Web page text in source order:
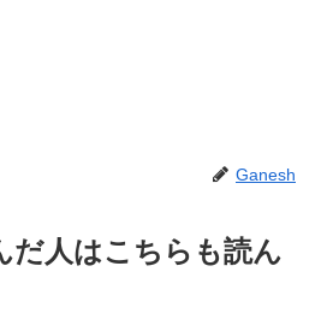
Ganesh
だ人はこちらも読ん